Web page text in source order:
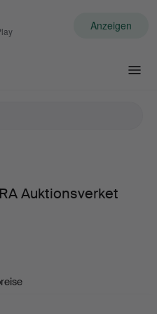
Anzeigen
Auktionsverket